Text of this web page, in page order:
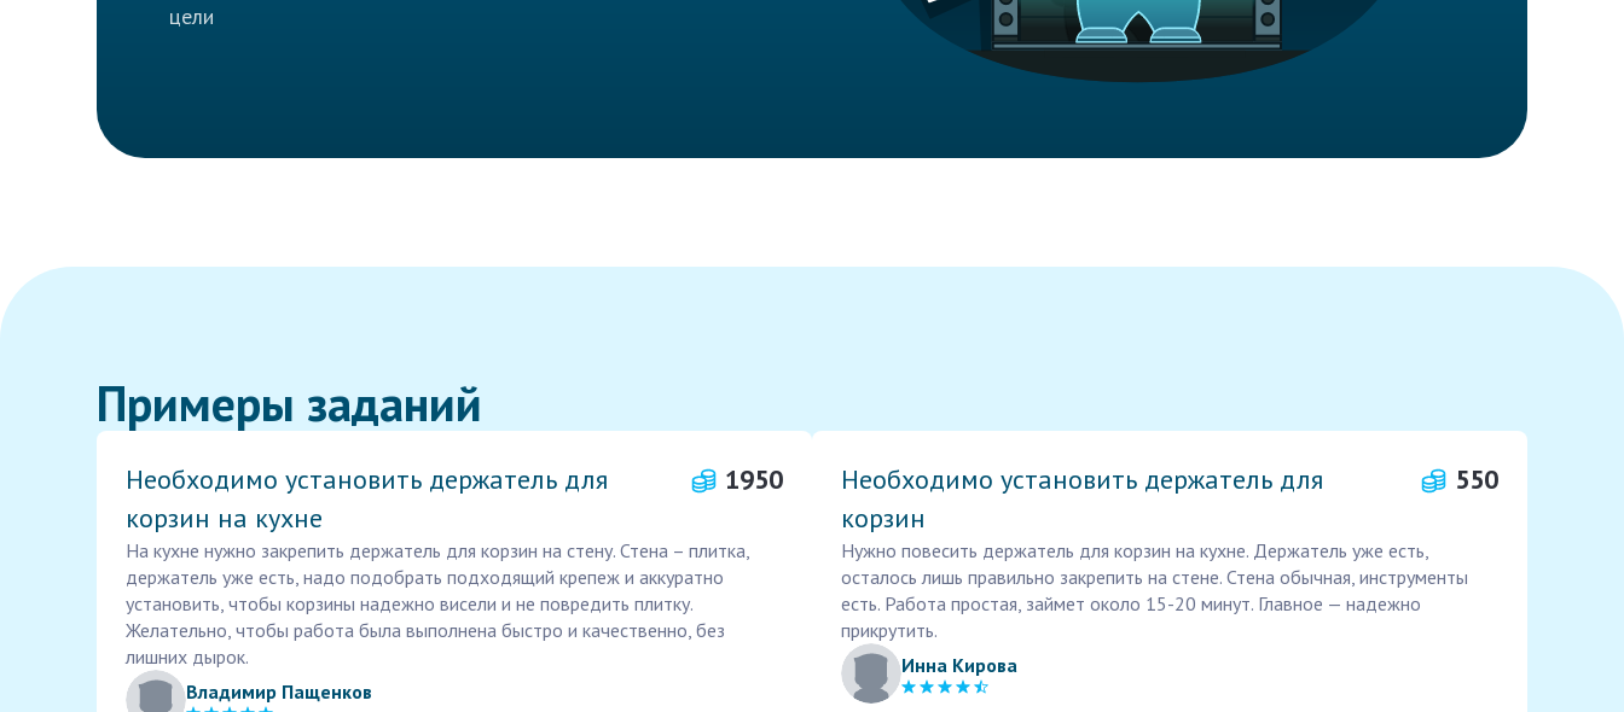
цели
Примеры заданий
Необходимо установить держатель для
корзин на кухне
1950
На кухне нужно закрепить держатель для корзин на стену. Стена – плитка,
держатель уже есть, надо подобрать подходящий крепеж и аккуратно
установить, чтобы корзины надежно висели и не повредить плитку.
Желательно, чтобы работа была выполнена быстро и качественно, без
лишних дырок.
Владимир Пащенков
Необходимо установить держатель для
корзин
550
Нужно повесить держатель для корзин на кухне. Держатель уже есть,
осталось лишь правильно закрепить на стене. Стена обычная, инструменты
есть. Работа простая, займет около 15-20 минут. Главное — надежно
прикрутить.
Инна Кирова